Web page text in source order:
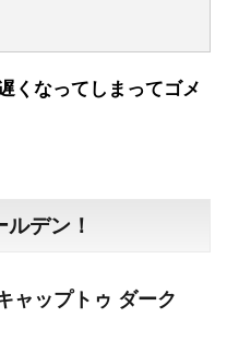
くなってしまってゴメ
デン！
ャップトゥ ダーク